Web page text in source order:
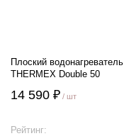
Плоский водонагреватель
THERMEX Double 50
14 590 ₽ / шт
Рейтинг: